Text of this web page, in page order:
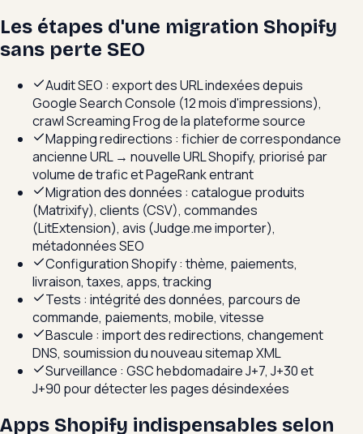
Les étapes d'une migration Shopify
sans perte SEO
Audit SEO : export des URL indexées depuis
Google Search Console (12 mois d'impressions),
crawl Screaming Frog de la plateforme source
Mapping redirections : fichier de correspondance
ancienne URL → nouvelle URL Shopify, priorisé par
volume de trafic et PageRank entrant
Migration des données : catalogue produits
(Matrixify), clients (CSV), commandes
(LitExtension), avis (Judge.me importer),
métadonnées SEO
Configuration Shopify : thème, paiements,
livraison, taxes, apps, tracking
Tests : intégrité des données, parcours de
commande, paiements, mobile, vitesse
Bascule : import des redirections, changement
DNS, soumission du nouveau sitemap XML
Surveillance : GSC hebdomadaire J+7, J+30 et
J+90 pour détecter les pages désindexées
Apps Shopify indispensables selon